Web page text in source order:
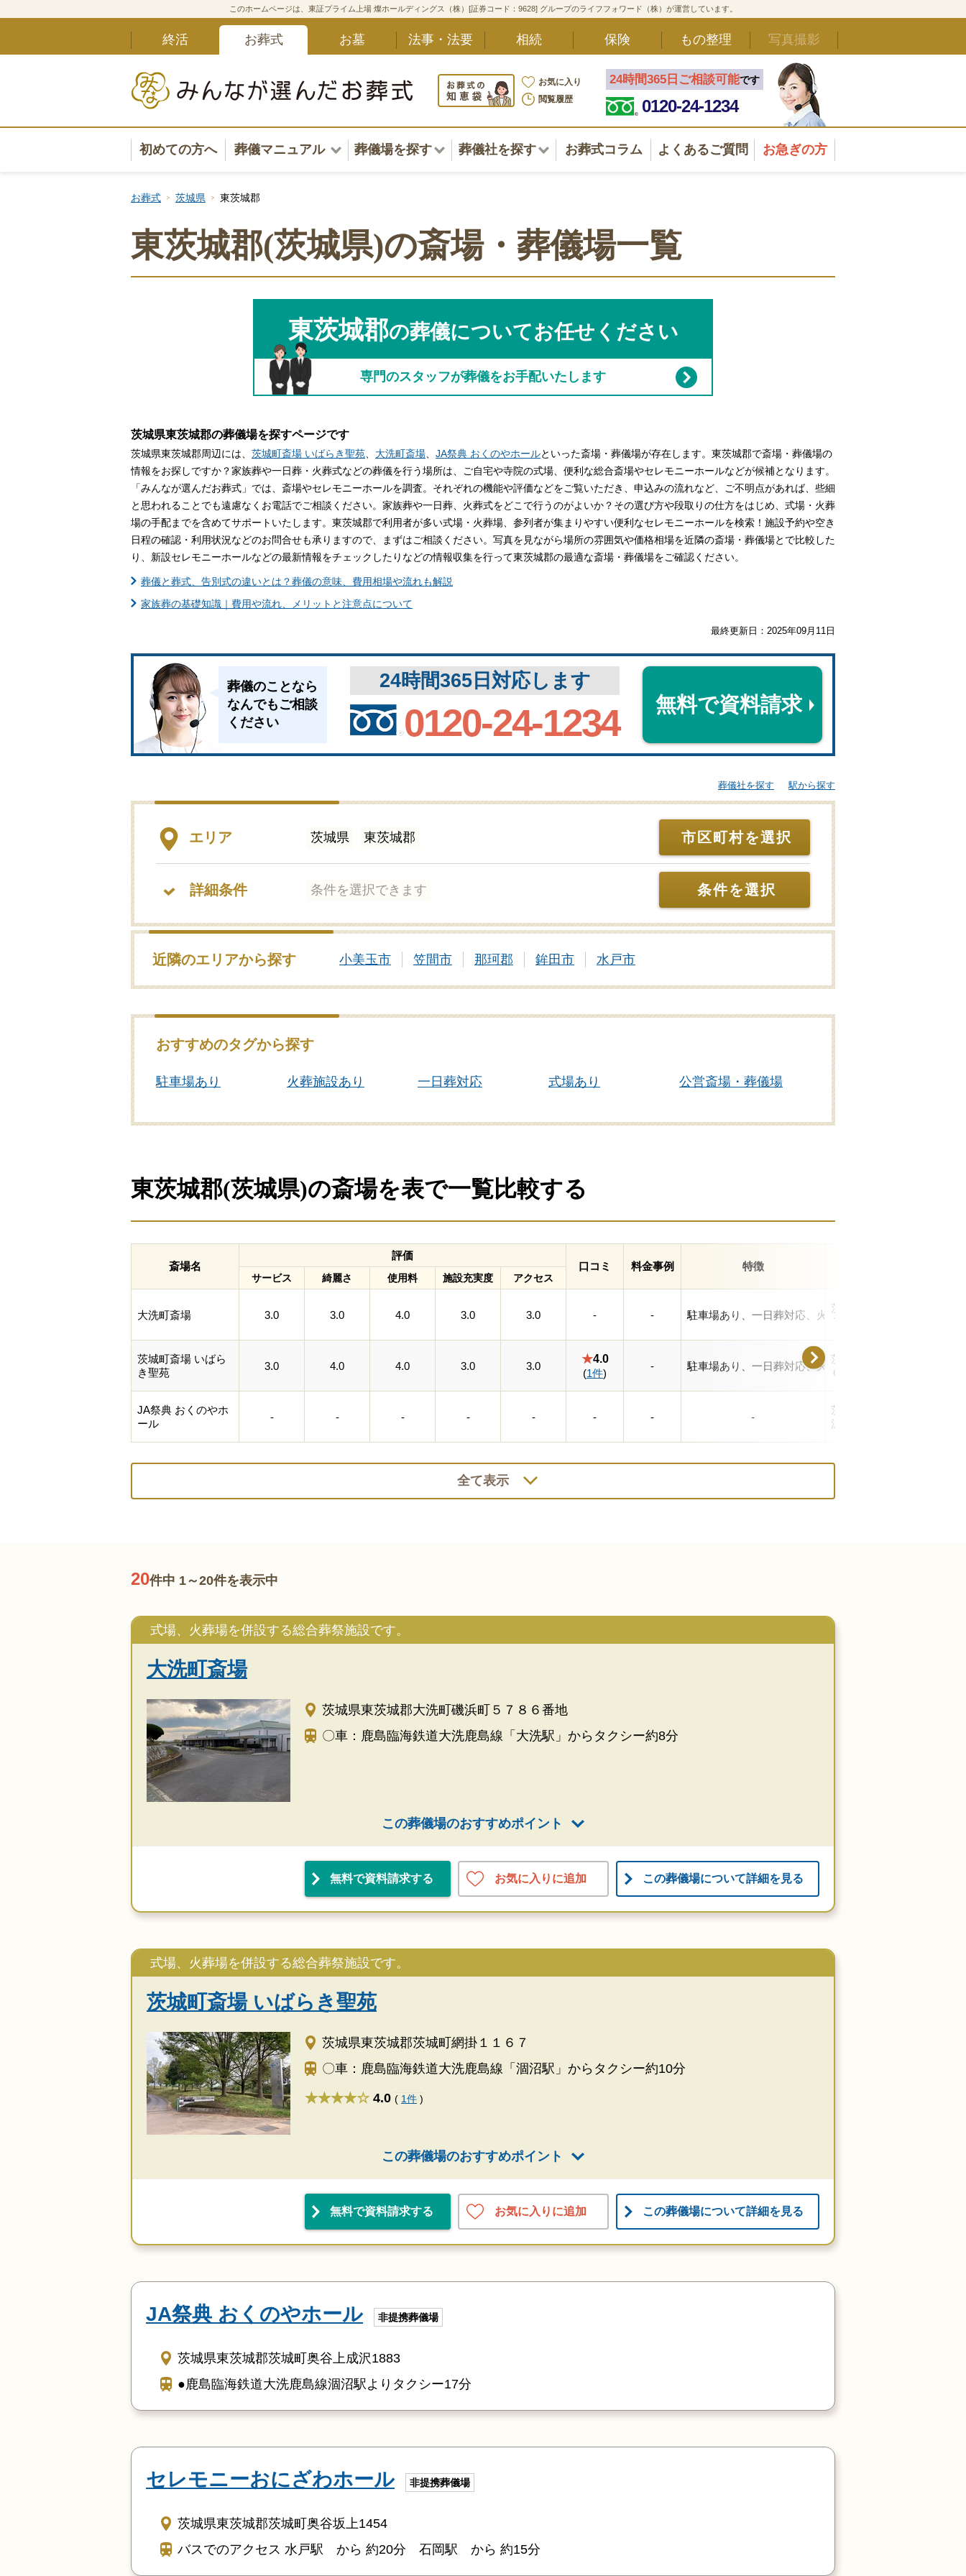
このホームページは、東証プライム上場 燦ホールディングス（株）[証券コード：9628] グループのライフフォワード（株）が運営しています。
終活 お葬式 お墓 法事・法要 相続 保険 もの整理 写真撮影
お気に入り
閲覧履歴
24時間365日ご相談可能です
0120-24-1234
初めての方へ 葬儀マニュアル
葬儀マニュアル一覧
葬儀安心サポート
葬儀の準備〜葬儀後まで
葬儀の選び方
家族葬とは
葬儀費用の平均相場
葬儀場を探す
東北・甲信越・北陸
関東
中部・東海
関西
中国・四国
葬儀社を探す
東北・甲信越・北陸
関東
中部・東海
関西
中国・四国
お葬式コラム よくあるご質問 お急ぎの方
お葬式 茨城県 東茨城郡
東茨城郡(茨城県)の斎場・葬儀場一覧
東茨城郡の葬儀についてお任せください
専門のスタッフが葬儀をお手配いたします
茨城県東茨城郡の葬儀場を探すページです
茨城県東茨城郡周辺には、 茨城町斎場 いばらき聖苑 大洗町斎場 JA祭典 おくのやホールといった斎場・葬儀場が存在します。東茨城郡で斎場・葬儀場の
情報をお探しですか？家族葬や一日葬・火葬式などの葬儀を行う場所は、ご自宅や寺院の式場、便利な総合斎場やセレモニーホールなどが候補となります。
「みんなが選んだお葬式」では、斎場やセレモニーホールを調査。それぞれの機能や評価などをご覧いただき、申込みの流れなど、ご不明点があれば、些細
と思われることでも遠慮なくお電話でご相談ください。家族葬や一日葬、火葬式をどこで行うのがよいか？その選び方や段取りの仕方をはじめ、式場・火葬
場の手配までを含めてサポートいたします。東茨城郡で利用者が多い式場・火葬場、参列者が集まりやすい便利なセレモニーホールを検索！施設予約や空き
日程の確認・利用状況などのお問合せも承りますので、まずはご相談ください。写真を見ながら場所の雰囲気や価格相場を近隣の斎場・葬儀場とで比較した
り、新設セレモニーホールなどの最新情報をチェックしたりなどの情報収集を行って東茨城郡の最適な斎場・葬儀場をご確認ください。
葬儀と葬式、告別式の違いとは？葬儀の意味、費用相場や流れも解説
家族葬の基礎知識｜費用や流れ、メリットと注意点について
最終更新日： 2025年09月11日
葬儀のことなら
なんでもご相談
ください
24時間365日対応します
0120-24-1234 無料で資料請求
葬儀社を探す 駅から探す
エリア 茨城県 東茨城郡 市区町村を選択
詳細条件 条件を選択できます 条件を選択
近隣のエリアから探す 小美玉市 笠間市 那珂郡 鉾田市 水戸市
おすすめのタグから探す
駐車場あり 火葬施設あり 一日葬対応 式場あり 公営斎場・葬儀場
東茨城郡(茨城県)の斎場を表で一覧比較する
斎場名
評価
口コミ
料金事例 特徴
サービス 綺麗さ 使用料 施設充実度 アクセス
大洗町斎場 3.0 3.0 4.0 3.0 3.0 - - 駐車場あり、一日葬対応、火葬施設あり、式場あり、公
茨城県東茨城郡大洗町磯浜
７８６番地
茨城町斎場 いばら
き聖苑
3.0 4.0 4.0 3.0 3.0
★4.0
(1件)
- 駐車場あり、一日葬対応、火葬施設あり、式場あり、公
茨城県東茨城郡茨城町網掛
６７
JA祭典 おくのやホ
ール
- - - - - - - -
茨城県東茨城郡茨城町奥谷
沢1883
全て表示
20件中 1～20件を表示中
式場、火葬場を併設する総合葬祭施設です。
大洗町斎場
茨城県東茨城郡大洗町磯浜町５７８６番地
〇車：鹿島臨海鉄道大洗鹿島線「大洗駅」からタクシー約8分
この葬儀場のおすすめポイント
無料で資料請求する お気に入りに追加 この葬儀場について詳細を見る
式場、火葬場を併設する総合葬祭施設です。
茨城町斎場 いばらき聖苑
茨城県東茨城郡茨城町網掛１１６７
〇車：鹿島臨海鉄道大洗鹿島線「涸沼駅」からタクシー約10分
★★★★ 4.0 ( 1件 )
この葬儀場のおすすめポイント
無料で資料請求する お気に入りに追加 この葬儀場について詳細を見る
JA祭典 おくのやホール 非提携葬儀場
茨城県東茨城郡茨城町奥谷上成沢1883
●鹿島臨海鉄道大洗鹿島線涸沼駅よりタクシー17分
セレモニーおにざわホール 非提携葬儀場
茨城県東茨城郡茨城町奥谷坂上1454
バスでのアクセス 水戸駅 から 約20分 石岡駅 から 約15分